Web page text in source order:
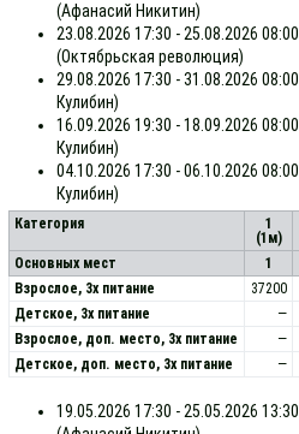
(Афанасий Никитин)
23.08.2026 17:30 - 25.08.2026 08:00
(Октябрьская революция)
29.08.2026 17:30 - 31.08.2026 08:00
Кулибин)
16.09.2026 19:30 - 18.09.2026 08:00
Кулибин)
04.10.2026 17:30 - 06.10.2026 08:00
Кулибин)
Категория
1
(1м)
Основных мест 1
Взрослое, 3х питание
37200
Детское, 3х питание
—
Взрослое, доп. место, 3x питание
—
Детское, доп. место, 3x питание
—
19.05.2026 17:30 - 25.05.2026 13:30